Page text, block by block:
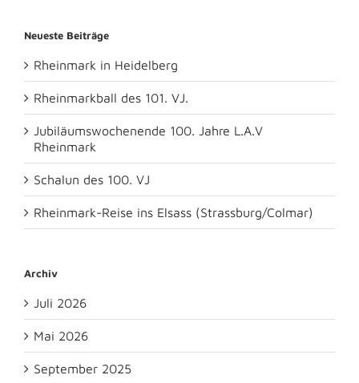
Neueste Beiträge
Rheinmark in Heidelberg
Rheinmarkball des 101. VJ.
Jubiläumswochenende 100. Jahre L.A.V
Rheinmark
Schalun des 100. VJ
Rheinmark-Reise ins Elsass (Strassburg/Colmar)
Archiv
Juli 2026
Mai 2026
September 2025